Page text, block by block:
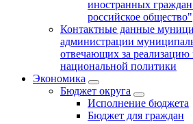
иностранных
российское общество"
Контактные данные
администрации
отвечающих за реализацию
национальной политики
Экономика
Бюджет округa
Исполнение бюджета
Бюджет для граждан